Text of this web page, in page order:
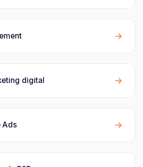
→
digital →
Ads →